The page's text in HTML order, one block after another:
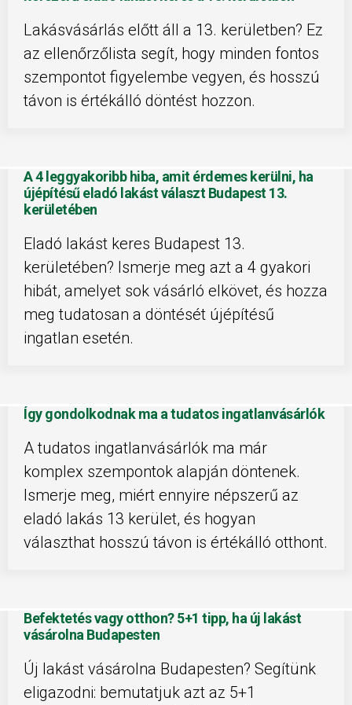
Lakásvásárlás előtt áll a 13. kerületben? Ez
az ellenőrzőlista segít, hogy minden fontos
szempontot figyelembe vegyen, és hosszú
távon is értékálló döntést hozzon.
A 4 leggyakoribb hiba, amit érdemes kerülni, ha
újépítésű eladó lakást választ Budapest 13.
kerületében
Eladó lakást keres Budapest 13.
kerületében? Ismerje meg azt a 4 gyakori
hibát, amelyet sok vásárló elkövet, és hozza
meg tudatosan a döntését újépítésű
ingatlan esetén.
Így gondolkodnak ma a tudatos ingatlanvásárlók
A tudatos ingatlanvásárlók ma már
komplex szempontok alapján döntenek.
Ismerje meg, miért ennyire népszerű az
eladó lakás 13 kerület, és hogyan
választhat hosszú távon is értékálló otthont.
Befektetés vagy otthon? 5+1 tipp, ha új lakást
vásárolna Budapesten
Új lakást vásárolna Budapesten? Segítünk
eligazodni: bemutatjuk azt az 5+1